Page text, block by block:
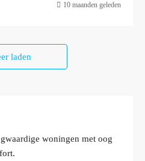
10 maanden geleden
laden
woningen met oog